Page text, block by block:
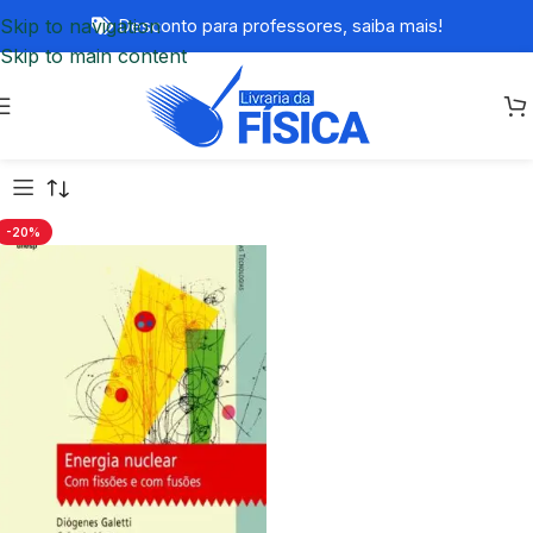
Skip to navigation
Skip to main content
Desconto para professores, saiba mais!
-20%